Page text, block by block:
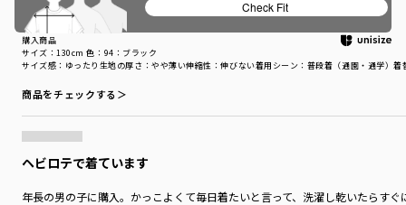
購入商品
購入商品
サイズ感 ：ゆったり 生地の厚さ ：やや薄い伸縮性 ：伸びない着用シーン ：普段着（通園・通学）着
サイズ：130cm 色：94：ブラック
商品をチェックする＞
ヘビロテで着ています
年長の男の子に購入。かっこよくて毎日着たいと言って、洗濯し乾いたらす
Check Fit